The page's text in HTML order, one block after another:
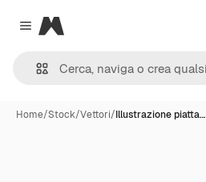
Close menu
Magnific
Home/Stock/Vettori/Illustrazione piatta…